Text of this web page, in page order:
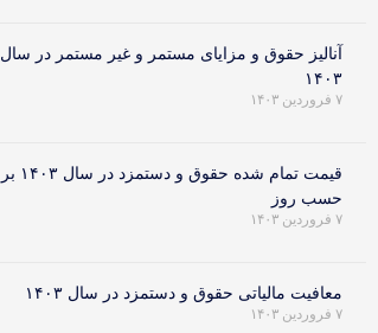
آنالیز حقوق و مزایای مستمر و غیر مستمر در سال
۱۴۰۳
۷ فروردین ۱۴۰۳
قیمت تمام شده حقوق و دستمزد در سال ۱۴۰۳ بر
حسب روز
۷ فروردین ۱۴۰۳
معافیت مالیاتی حقوق و دستمزد در سال ۱۴۰۳
۷ فروردین ۱۴۰۳